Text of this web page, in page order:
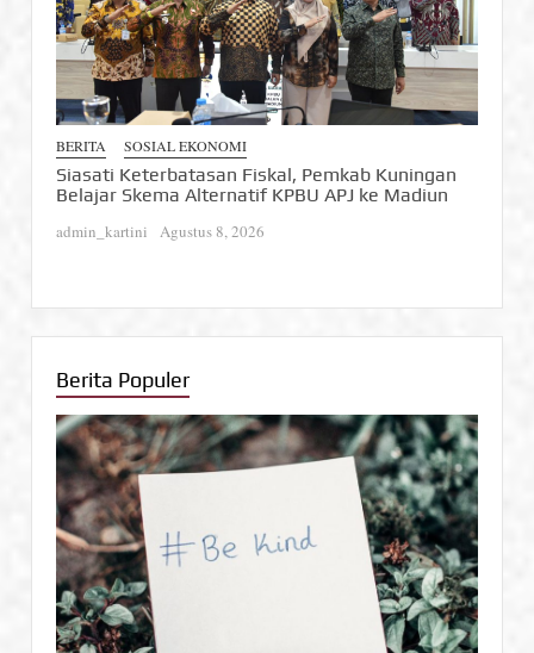
BERITA SOSIAL EKONOMI
Siasati Keterbatasan Fiskal, Pemkab Kuningan
Belajar Skema Alternatif KPBU APJ ke Madiun
admin_kartini Agustus 8, 2026
Berita Populer